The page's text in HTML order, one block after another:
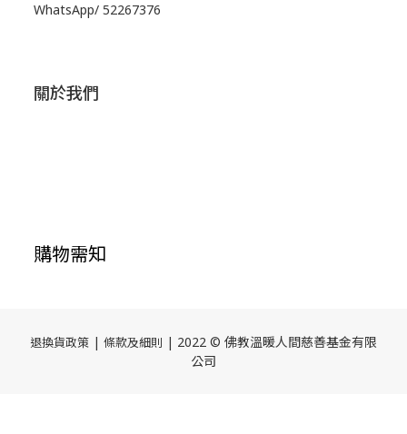
WhatsApp/ 52267376
關於我們
購物需知
退換貨政策 | 條款及細則 | 2022 © 佛教溫暖人間慈善基金有限
公司